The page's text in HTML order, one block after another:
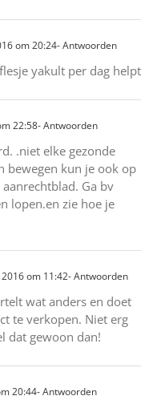
om 20:24- Antwoorden
yakult per dag helpt
22:58- Antwoorden
.niet elke gezonde
bewegen kun je ook op
Ga bv
lopen.en zie hoe je
om 11:42- Antwoorden
wat anders en doet
te verkopen. Niet erg
dat gewoon dan!
20:44- Antwoorden